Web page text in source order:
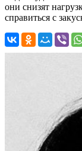
они снизят
справиться с